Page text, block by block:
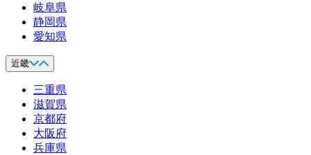
岐阜県
静岡県
愛知県
近畿
三重県
滋賀県
京都府
大阪府
兵庫県